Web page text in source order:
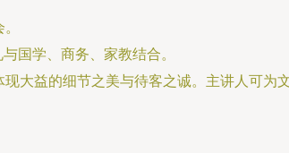
国学、商务、家教结合。
大益的细节之美与待客之诚。主讲人可为